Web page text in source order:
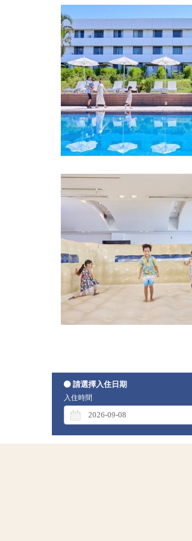
請選擇入住日期
入住時間